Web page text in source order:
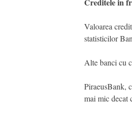
Valoarea
statisticilor
Alte banci cu
PiraeusBank,
mai mic decat